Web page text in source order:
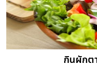
กินผักต